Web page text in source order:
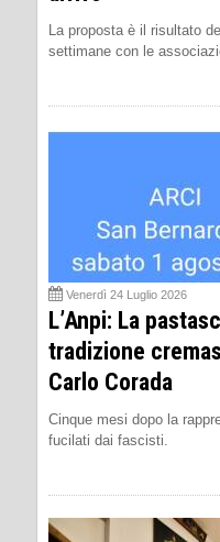
La proposta è il risultato
settimane con le
Venerdì 24 Luglio 2026
L’Anpi: La
tradizione
Carlo Corada
Cinque mesi dopo la
fucilati dai fascisti.